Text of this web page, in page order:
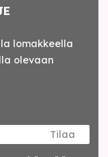
lomakkeella
olevaan
Tilaa